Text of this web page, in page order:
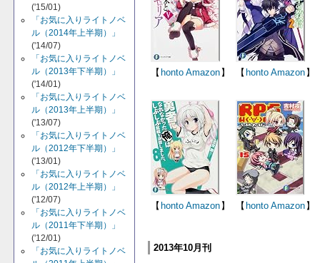
('15/01)
「お気に入りライトノベ
ル（2014年上半期）」
('14/07)
「お気に入りライトノベ
ル（2013年下半期）」
('14/01)
「お気に入りライトノベ
ル（2013年上半期）」
('13/07)
「お気に入りライトノベ
ル（2012年下半期）」
('13/01)
「お気に入りライトノベ
ル（2012年上半期）」
('12/07)
「お気に入りライトノベ
ル（2011年下半期）」
('12/01)
「お気に入りライトノベ
【 honto Amazon 】 【 honto Amazon 】
【 honto Amazon 】 【 honto Amazon 】
2013年10月刊